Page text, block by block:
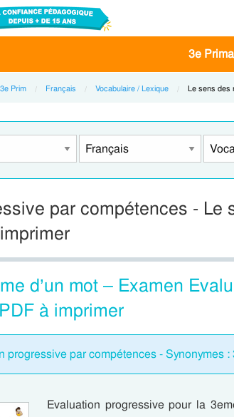
3e
3e Prim Français Vocabulaire / Lexique Current:
Le sens des
par compétences - Le
d’un mot – Examen
à imprimer
progressive par compétences - Synonymes
Evaluation progressive pour la